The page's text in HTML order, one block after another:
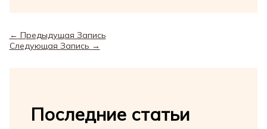
← Предыдущая Запись
Следующая Запись →
Последние статьи